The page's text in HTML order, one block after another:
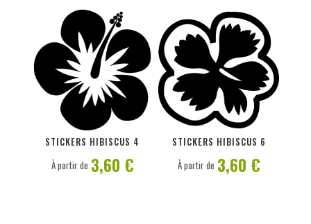
STICKERS HIBISCUS 4
PERSONNALISER
À partir de 3,60 €
STICKERS HIBISCUS 6
PERSONNALISER
À partir de 3,60 €